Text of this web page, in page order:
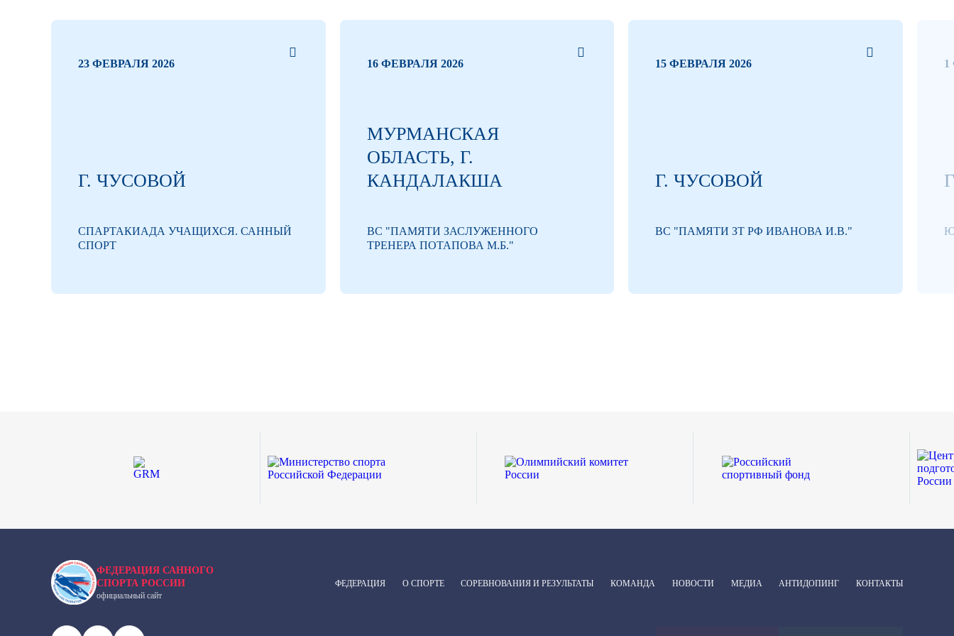
23 ФЕВРАЛЯ 2026
Г. ЧУСОВОЙ
СПАРТАКИАДА УЧАЩИХСЯ. САННЫЙ
СПОРТ
16 ФЕВРАЛЯ 2026
МУРМАНСКАЯ
ОБЛАСТЬ, Г.
КАНДАЛАКША
ВС "ПАМЯТИ ЗАСЛУЖЕННОГО
ТРЕНЕРА ПОТАПОВА М.Б."
15 ФЕВРАЛЯ 2026
Г. ЧУСОВОЙ
ВС "ПАМЯТИ ЗТ РФ ИВАНОВА И.В."
1
ФЕДЕРАЦИЯ САННОГО
СПОРТА РОССИИ
официальный сайт
ФЕДЕРАЦИЯ О СПОРТЕ СОРЕВНОВАНИЯ И РЕЗУЛЬТАТЫ КОМАНДА НОВОСТИ МЕДИА АНТИДОПИНГ КОНТАКТЫ